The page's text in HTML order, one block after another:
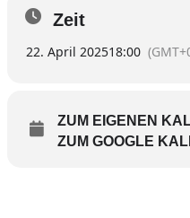
Im Anschluss findet
Sitzung statt.
Zeit
22. April 202518:00
ZUM EIGENEN
ZUM GOOGLE